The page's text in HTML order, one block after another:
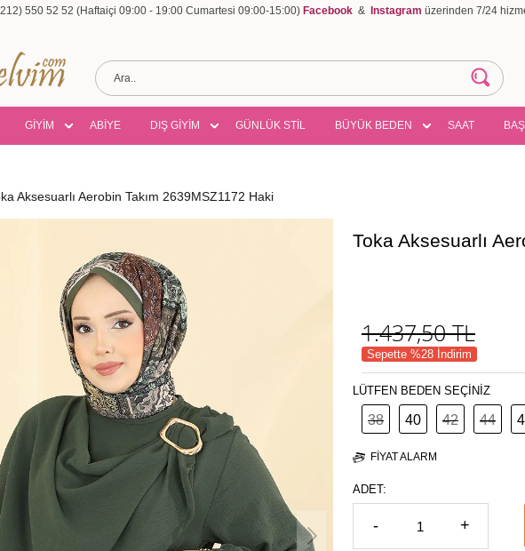
550 52 52 (Haftaiçi 09:00 - 19:00 Cumartesi 09:00-15:00) Facebook & Instagram üzerinden 7/24
GİYİM ABİYE DIŞ GİYİM GÜNLÜK STİL BÜYÜK BEDEN SAAT
Aksesuarlı Aerobin Takım 2639MSZ1172 Haki
Toka Aksesuarlı
1.437,50TL
Sepette %28 İndirim
LÜTFEN BEDEN SEÇİNİZ
38 40 42 44
FIYAT ALARM
ADET:
- +